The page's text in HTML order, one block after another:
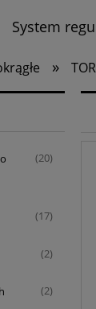
System
»
(20)
(17)
(2)
(2)